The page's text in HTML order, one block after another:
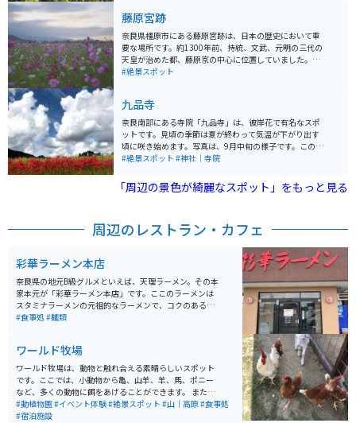
が、ツーリングにはもってこいの場所です。
藤原宮跡
奈良県橿原市にある藤原宮跡は、日本の歴史において重
要な場所です。約1300年前、持統、文武、元明の三代の
天皇が治めた都、藤原京の中心に位置していました。藤
原宮は、日本で初めて造られた瓦葺の宮殿で、政治の中
折々の花が植えられていて、春には菜の花と桜、秋には
コスモスが楽しめます。 藤原宮の規模は東西約5.3km、
南北約4.8kmに及び、天皇の住まいである内裏や、天皇
が儀式や政治を行った大極殿跡が残っています。現在の
藤原宮跡は、広大な敷地に遺構が点在し、歴史的な価値
感じ取ることができます。
#絶景スポット
九品寺
奈良南部にある寺院「九品寺」は、彼岸花で有名なスポ
ットです。見頃の季節は夏が終わって気温が下がり出す
頃に咲き始めます。写真は、9月中旬の様子です。このス
ポットに行くまでの道は走りやすく建物も少ないので、
#絶景スポット #神社｜寺院
「周辺の景色が綺麗なスポット」をもっと見る
周辺のレストラン・カフェ
彩華ラーメン本店
奈良県の地元B級グルメといえば、天理ラーメン。その本
家本元が「彩華ラーメン本店」です。ここのラーメンは
スタミナラーメンの元祖的なラーメンで、コクのある醤
油風味のスープに大量の白菜、ニラ、豚肉などが載って
おり、お好みに合わせて味を調整出来ます。
#食事処 #麺類
ワールド牧場
ワールド牧場は、動物と触れ合える素晴らしいスポット
です。ここでは、小動物から亀、山羊、羊、馬、ポニー
など、多くの動物に餌をあげることができます。 また、
羊や山羊がいるゾーンでは、触れ合いが楽しめます。犬
や猫との触れ合いスペースもあり、さらに犬の散歩体験
#動植物園#イベント体験#絶景スポット #山｜高原#食事処
#宿泊施設